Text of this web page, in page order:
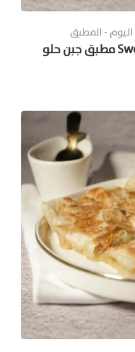
مطبق جبن حلو Sweet Motabbag with Cheese